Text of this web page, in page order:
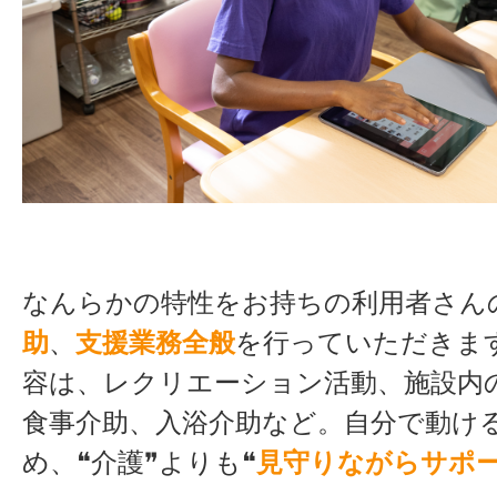
なんらかの特性をお持ちの利用者さん
助、 支援業務全般を行っていただきま
容は、レクリエーション活動、施設内
食事介助、入浴介助など。自分で動け
め、❝介護❞よりも❝見守りながらサポ